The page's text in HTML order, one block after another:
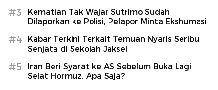
#3
Kematian Tak Wajar Sutrimo Sudah
Dilaporkan ke Polisi, Pelapor Minta Ekshumasi
#4
Kabar Terkini Terkait Temuan Nyaris Seribu
Senjata di Sekolah Jaksel
#5
Iran Beri Syarat ke AS Sebelum Buka Lagi
Selat Hormuz, Apa Saja?